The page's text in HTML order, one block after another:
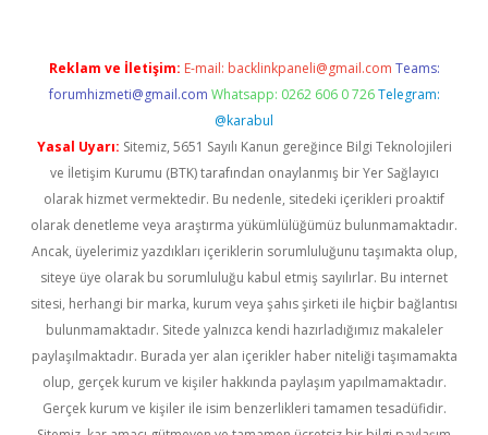
Reklam ve İletişim: E-mail: backlinkpaneli@gmail.com Teams:
forumhizmeti@gmail.com Whatsapp: 0262 606 0 726 Telegram:
@karabul
Yasal Uyarı: Sitemiz, 5651 Sayılı Kanun gereğince Bilgi Teknolojileri
ve İletişim Kurumu (BTK) tarafından onaylanmış bir Yer Sağlayıcı
olarak hizmet vermektedir. Bu nedenle, sitedeki içerikleri proaktif
olarak denetleme veya araştırma yükümlülüğümüz bulunmamaktadır.
Ancak, üyelerimiz yazdıkları içeriklerin sorumluluğunu taşımakta olup,
siteye üye olarak bu sorumluluğu kabul etmiş sayılırlar. Bu internet
sitesi, herhangi bir marka, kurum veya şahıs şirketi ile hiçbir bağlantısı
bulunmamaktadır. Sitede yalnızca kendi hazırladığımız makaleler
paylaşılmaktadır. Burada yer alan içerikler haber niteliği taşımamakta
olup, gerçek kurum ve kişiler hakkında paylaşım yapılmamaktadır.
Gerçek kurum ve kişiler ile isim benzerlikleri tamamen tesadüfidir.